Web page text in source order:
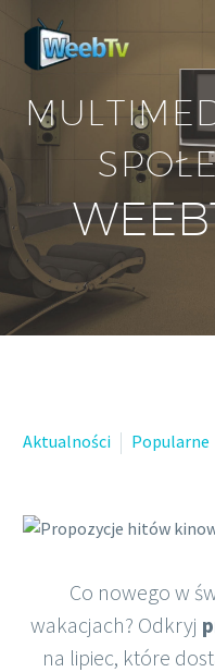
Polish
Aktualności Popularne
Co nowego w
wakacjach? Odkryj
na lipiec, które